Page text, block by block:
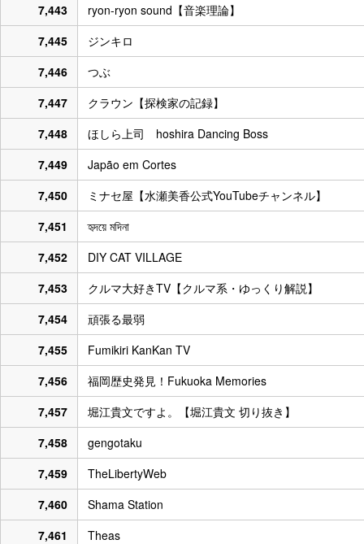
7,443
ryon-ryon sound【音楽理論】
7,445
ジンキロ
7,446
つぶ
7,447
クラウン【探検家の記録】
7,448
ほしら上司 hoshira Dancing Boss
7,449
Japão em Cortes
7,450
ミナセ屋【水瀬美香公式YouTubeチャンネル】
7,451
হৃদয়ে মদিনা
7,452
DIY CAT VILLAGE
7,453
クルマ大好きTV【クルマ系・ゆっくり解説】
7,454
頑張る最弱
7,455
Fumikiri KanKan TV
7,456
福岡歴史発見！Fukuoka Memories
7,457
堀江貴文ですよ。【堀江貴文 切り抜き】
7,458
gengotaku
7,459
TheLibertyWeb
7,460
Shama Station
7,461
Theas